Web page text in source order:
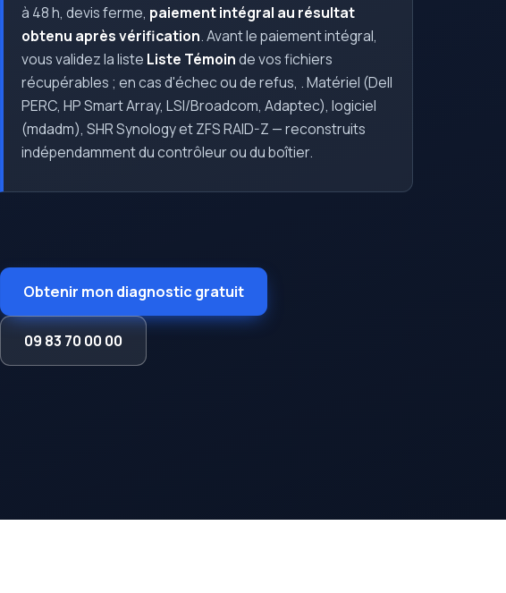
à 48 h, devis ferme, paiement intégral au résultat
obtenu après vérification. Avant le paiement intégral,
vous validez la liste Liste Témoinde vos fichiers
récupérables ; en cas d'échec ou de refus, . Matériel (Dell
PERC, HP Smart Array, LSI/Broadcom, Adaptec), logiciel
(mdadm), SHR Synology et ZFS RAID-Z — reconstruits
indépendamment du contrôleur ou du boîtier.
Obtenir mon diagnostic gratuit
09 83 70 00 00